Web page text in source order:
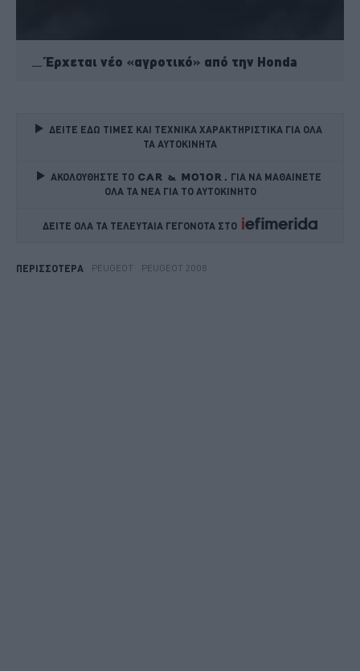
Έρχεται νέο «αγροτικό» από την Honda
ΔΕΙΤΕ ΕΔΩ ΤΙΜΕΣ ΚΑΙ ΤΕΧΝΙΚΑ ΧΑΡΑΚΤΗΡΙΣΤΙΚΑ ΓΙΑ ΟΛΑ
ΤΑ ΑΥΤΟΚΙΝΗΤΑ
ΑΚΟΛΟΥΘΗΣΤΕ ΤΟ
ΓΙΑ ΝΑ ΜΑΘΑΙΝΕΤΕ
ΟΛΑ ΤΑ ΝΕΑ ΓΙΑ ΤΟ ΑΥΤΟΚΙΝΗΤΟ
ΔΕΙΤΕ ΟΛΑ ΤΑ ΤΕΛΕΥΤΑΙΑ ΓΕΓΟΝΟΤΑ ΣΤΟ
ΠΕΡΙΣΣΟΤΕΡΑ PEUGEOT PEUGEOT 2008